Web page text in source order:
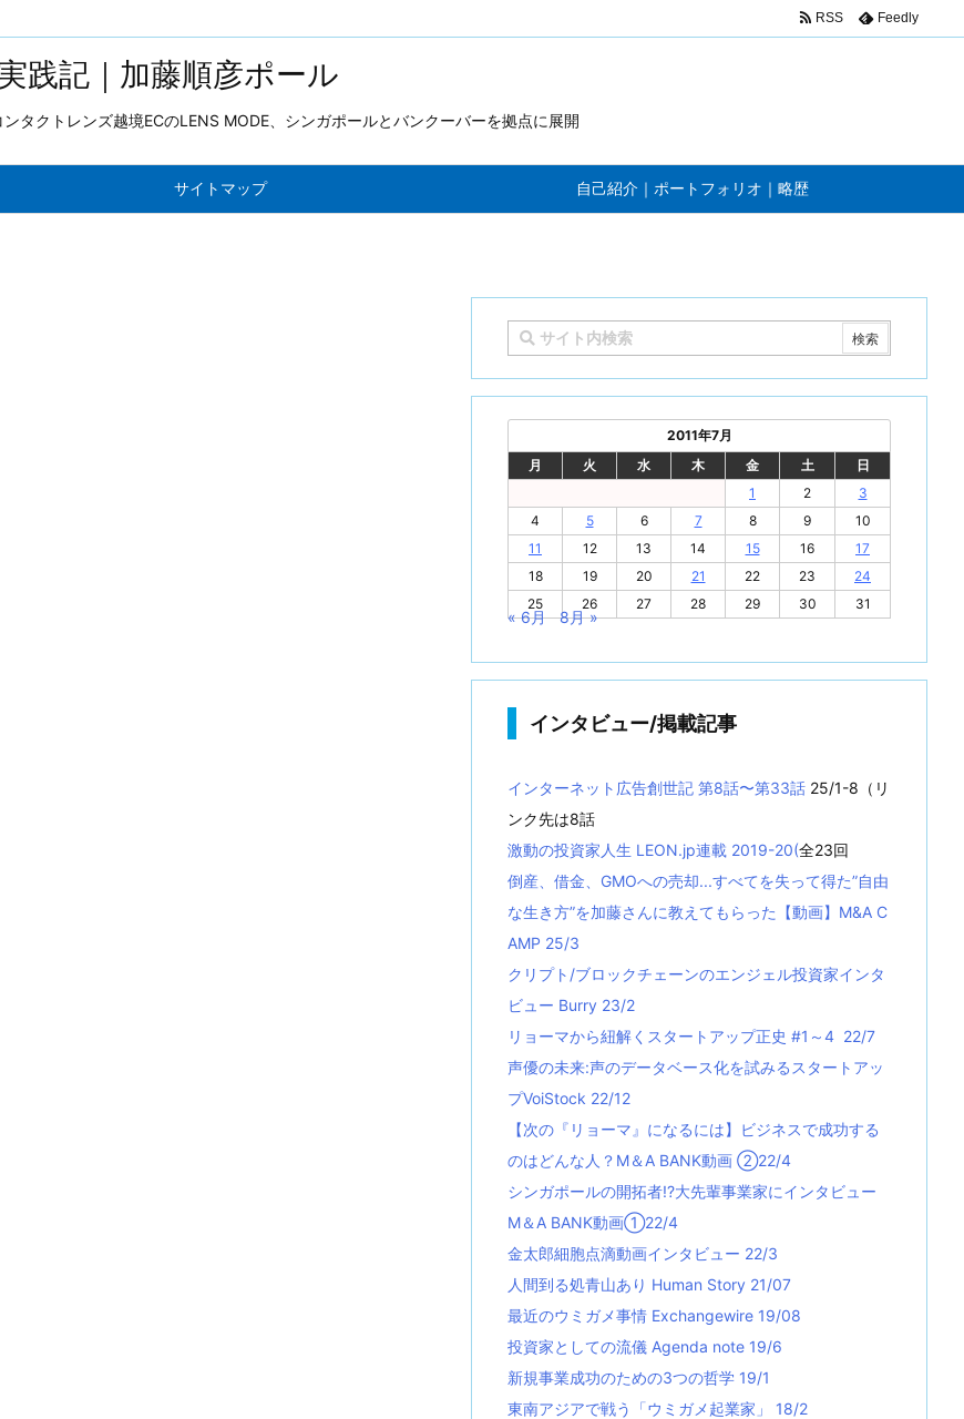
践記｜加藤順彦ポール
クトレンズ越境ECのLENS MODE、シンガポールとバンクーバーを拠点に展開
サイトマップ 自己紹介｜ポートフォリオ｜略歴
RSS Feedly
2011年7月
月
火 水 木 金 土
日
1
2
3
4
5 6 7 8 9
10
11
12 13 14 15 16
17
18
19 20 21 22 23
24
25
26 27 28 29 30 31
« 6月 8月 »
インタビュー/掲載記事
インターネット広告創世記 第8話〜第33話 25/1-8（リ
ンク先は8話
激動の投資家人生 LEON.jp連載 2019-20(全23回
倒産、借金、GMOへの売却...すべてを失って得た”自由
な生き方”を加藤さんに教えてもらった【動画】M&A C
AMP 25/3
クリプト/ブロックチェーンのエンジェル投資家インタ
ビュー Burry 23/2
リョーマから紐解くスタートアップ正史 #1～4 22/7
声優の未来:声のデータベース化を試みるスタートアッ
プVoiStock 22/12
【次の『リョーマ』になるには】ビジネスで成功する
のはどんな人？M＆A BANK動画 ②22/4
シンガポールの開拓者!?大先輩事業家にインタビュー
M＆A BANK動画①22/4
金太郎細胞点滴動画インタビュー 22/3
人間到る処青山あり Human Story 21/07
最近のウミガメ事情 Exchangewire 19/08
投資家としての流儀 Agenda note 19/6
新規事業成功のための3つの哲学 19/1
東南アジアで戦う「ウミガメ起業家」 18/2